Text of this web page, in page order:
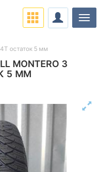
MONTERO 3
5 ММ
остаток 5 мм